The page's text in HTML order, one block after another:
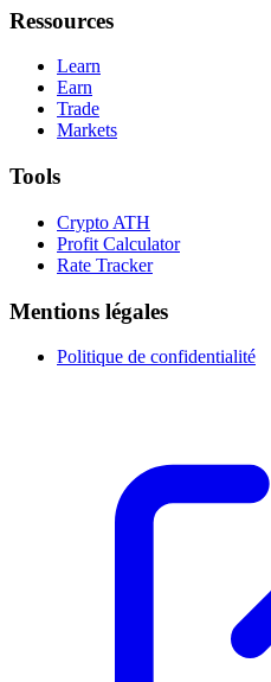
Ressources
Learn
Earn
Trade
Markets
Tools
Crypto ATH
Profit Calculator
Rate Tracker
Mentions légales
Politique de confidentialité